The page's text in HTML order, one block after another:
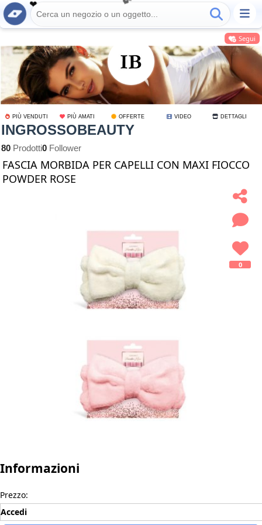
❤️
Segui
PIÙ VENDUTI PIÙ AMATI OFFERTE VIDEO DETTAGLI
INGROSSOBEAUTY
80 Prodotti0 Follower
FASCIA MORBIDA PER CAPELLI CON MAXI FIOCCO
POWDER ROSE
0
Informazioni
Prezzo:
Accedi